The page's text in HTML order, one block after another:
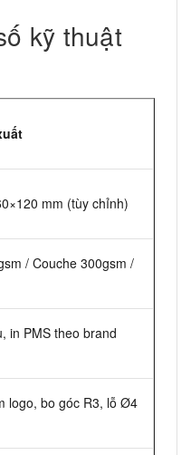
kỹ thuật
mm (tùy chỉnh)
/ Couche 300gsm /
in PMS theo brand
logo, bo góc R3, lỗ Ø4